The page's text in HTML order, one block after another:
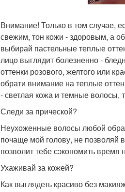
Внимание! Только в том случае,
свежим, тон кожи - здоровым, а
выбирай пастельные теплые
лицо выглядит болезненно -
оттенки розового, желтого или
обрати внимание на теплые
- светлая кожа и темные волосы,
Следи за прической?
Неухоженные волосы любой
почаще мой голову, не позволяй
позволит тебе сэкономить время
Ухаживай за кожей?
Как выглядеть красиво без